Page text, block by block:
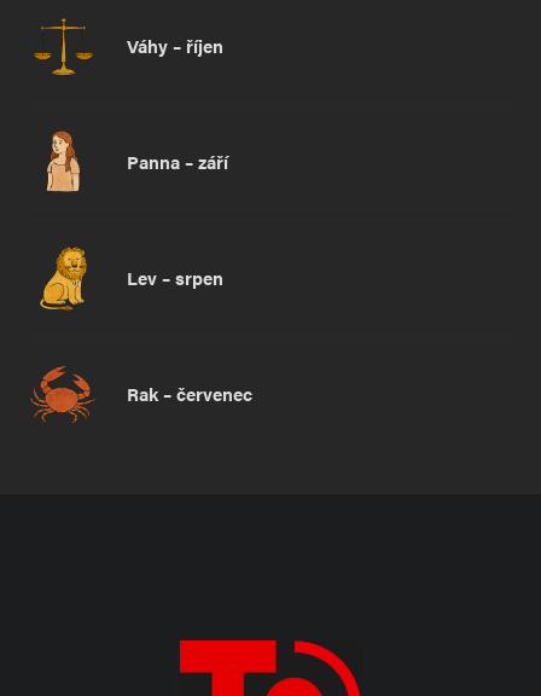
Váhy – říjen
Panna – září
Lev – srpen
Rak – červenec